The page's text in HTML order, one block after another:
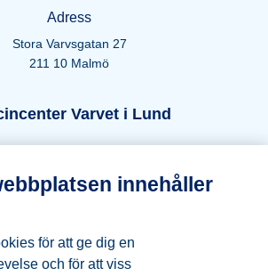
innehåller
för att ge dig en
och för att viss
Adress
Stora Varvsgatan 27
211 10 Malmö
LundVarvet i Lund
046-271 66 44